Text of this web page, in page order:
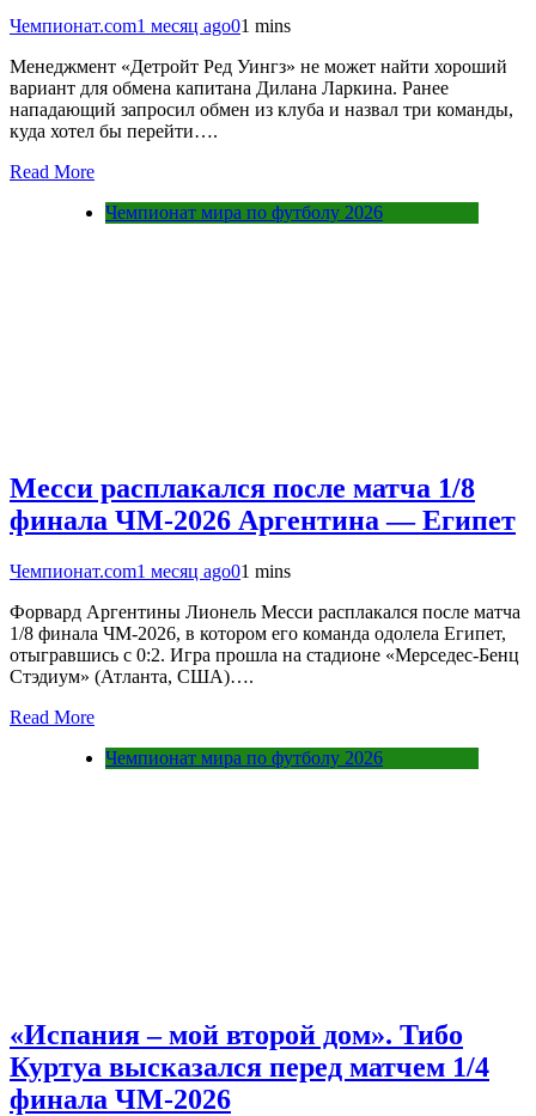
Чемпионат.com1 месяц ago01 mins
Менеджмент «Детройт Ред Уингз» не может найти хороший
вариант для обмена капитана Дилана Ларкина. Ранее
нападающий запросил обмен из клуба и назвал три команды,
куда хотел бы перейти….
Read More
Чемпионат мира по футболу 2026
Месси расплакался после матча 1/8
финала ЧМ-2026 Аргентина — Египет
Чемпионат.com1 месяц ago01 mins
Форвард Аргентины Лионель Месси расплакался после матча
1/8 финала ЧМ-2026, в котором его команда одолела Египет,
отыгравшись с 0:2. Игра прошла на стадионе «Мерседес-Бенц
Стэдиум» (Атланта, США)….
Read More
Чемпионат мира по футболу 2026
«Испания – мой второй дом». Тибо
Куртуа высказался перед матчем 1/4
финала ЧМ-2026